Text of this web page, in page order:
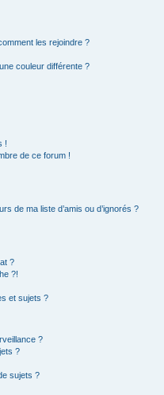
les rejoindre ?
couleur différente ?
!
de ce forum !
de ma liste d’amis ou d’ignorés ?
?
?!
et sujets ?
?
?
sujets ?